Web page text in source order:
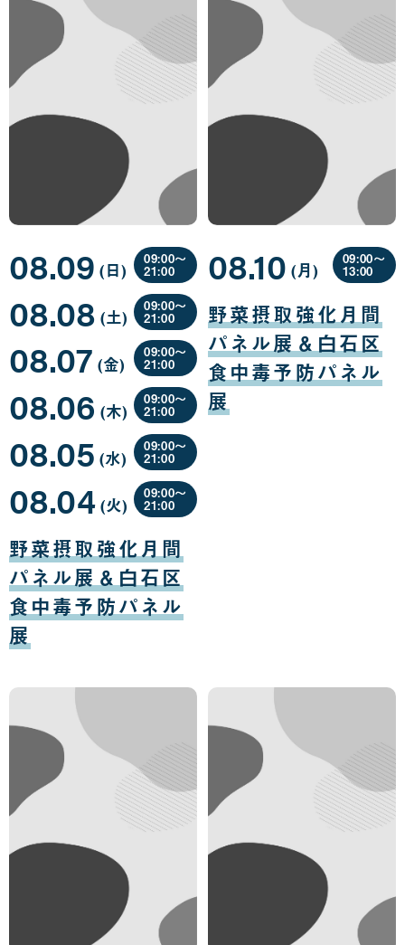
野菜摂取強化月間
パネル展＆白石区
食中毒予防パネル
展
08.04
月
04
日
(火曜
日
)
09:00〜
21:00
08.05
月
05
(水曜
日
)
09:00〜
21:00
08.06
月
06
(木曜
日
)
09:00〜
21:00
08.07
月
07
(金曜
日
)
09:00〜
21:00
08.08
月
08
(土曜
日
)
09:00〜
21:00
08.09
月
09
日
(日曜
日
)
09:00〜
21:00
野菜摂取強化月間
パネル展＆白石区
食中毒予防パネル
展
08.10
月
10
日
(月曜
日
)
09:00〜
13:00